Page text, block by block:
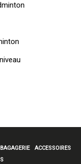
BAGAGERIE
ACCESSOIRES